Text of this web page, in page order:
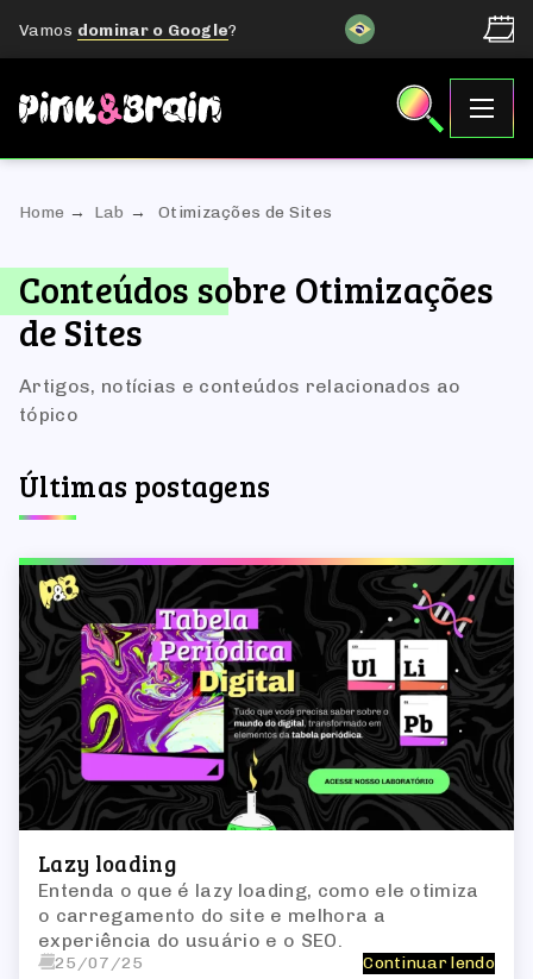
Vamos dominar o Google?
Home Lab Otimizações de Sites
Conteúdos sobre Otimizações
de Sites
Artigos, notícias e conteúdos relacionados ao
tópico
Últimas postagens
Lazy loading
Entenda o que é lazy loading, como ele otimiza
o carregamento do site e melhora a
experiência do usuário e o SEO.
25/07/25 Continuar lendo